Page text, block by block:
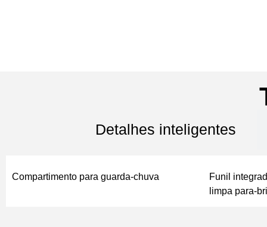
Detalhes inteligentes
Compartimento para guarda-chuva
Funil
limpa para-